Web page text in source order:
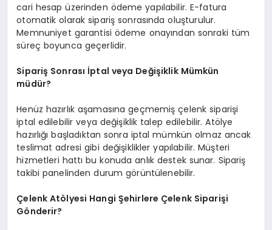
cari hesap üzerinden ödeme yapılabilir. E-fatura
otomatik olarak sipariş sonrasında oluşturulur.
Memnuniyet garantisi ödeme onayından sonraki tüm
süreç boyunca geçerlidir.
Sipariş Sonrası İptal veya Değişiklik Mümkün
müdür?
Henüz hazırlık aşamasına geçmemiş çelenk siparişi
iptal edilebilir veya değişiklik talep edilebilir. Atölye
hazırlığı başladıktan sonra iptal mümkün olmaz ancak
teslimat adresi gibi değişiklikler yapılabilir. Müşteri
hizmetleri hattı bu konuda anlık destek sunar. Sipariş
takibi panelinden durum görüntülenebilir.
Çelenk Atölyesi Hangi Şehirlere Çelenk Siparişi
Gönderir?